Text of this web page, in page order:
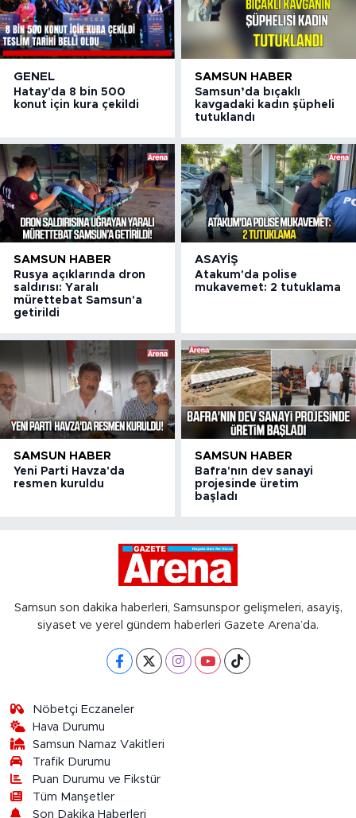
GENEL
Hatay'da 8 bin 500
konut için kura çekildi
SAMSUN HABER
Samsun’da bıçaklı
kavgadaki kadın şüpheli
tutuklandı
SAMSUN HABER
Rusya açıklarında dron
saldırısı: Yaralı
mürettebat Samsun'a
getirildi
ASAYIŞ
Atakum'da polise
mukavemet: 2 tutuklama
SAMSUN HABER
Yeni Parti Havza'da
resmen kuruldu
SAMSUN HABER
Bafra'nın dev sanayi
projesinde üretim
başladı
Samsun son dakika haberleri, Samsunspor gelişmeleri, asayiş,
siyaset ve yerel gündem haberleri Gazete Arena’da.
Nöbetçi Eczaneler
Hava Durumu
Samsun Namaz Vakitleri
Trafik Durumu
Puan Durumu ve Fikstür
Tüm Manşetler
Son Dakika Haberleri